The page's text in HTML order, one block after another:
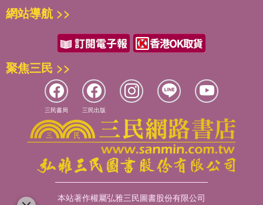
網站導航 >>
聚焦三民 >>
三民書局 三民出版
本站著作權屬弘雅三民圖書股份有限公司